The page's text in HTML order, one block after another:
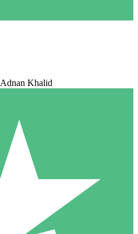
Adnan Khalid